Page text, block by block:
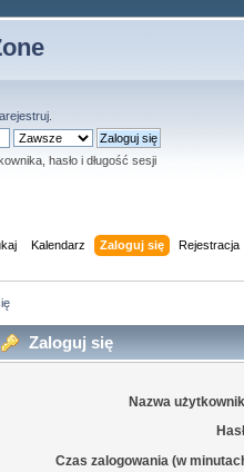
hasło i długość sesji
Kalendarz Zaloguj się Rejestracja
Zaloguj się
Nazwa
Czas zalogowania (w